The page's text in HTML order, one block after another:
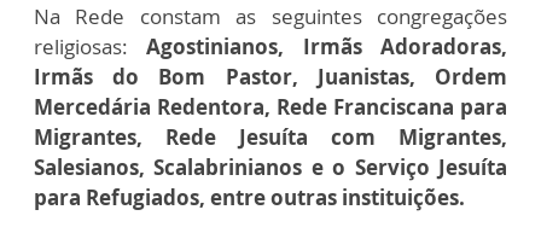
Na Rede constam as seguintes congregações
religiosas:Agostinianos, Irmãs Adoradoras,
Irmãs do Bom Pastor, Juanistas, Ordem
Mercedária Redentora, Rede Franciscana para
Migrantes, Rede Jesuíta com Migrantes,
Salesianos, Scalabrinianos e o Serviço Jesuíta
para Refugiados, entre outras instituições.